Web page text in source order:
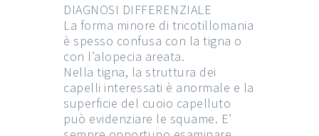
DIAGNOSI DIFFERENZIALE
La forma minore di tricotillomania
è spesso confusa con la tigna o
con l’alopecia areata.
Nella tigna, la struttura dei
capelli interessati è anormale e la
superficie del cuoio capelluto
può evidenziare le squame. E’